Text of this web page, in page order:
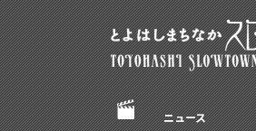
とよはしまちなかスロー
ニュース